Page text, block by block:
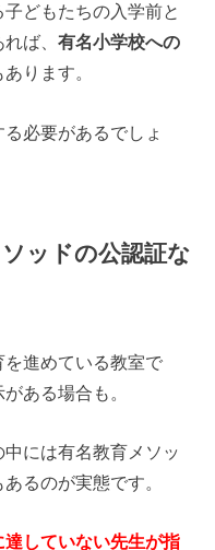
どもたちの入学前と
れば、有名小学校への
ります。
必要があるでしょ
ッドの公認証な
進めている教室で
ある場合も。
には有名教育メソッ
るのが実態です。
していない先生が指